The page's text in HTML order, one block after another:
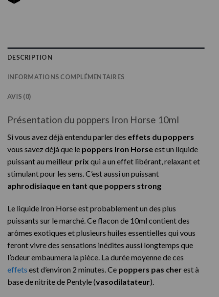
DESCRIPTION
INFORMATIONS COMPLÉMENTAIRES
AVIS (0)
Présentation du poppers Iron Horse 10ml
Si vous avez déjà entendu parler des effets du poppers
vous savez déjà que le poppers Iron Horseest un liquide
puissant au meilleur prix qui a un effet libérant, relaxant et
stimulant pour les sens. C’est aussi un puissant
aphrodisiaque en tant que poppers strong
Le liquide Iron Horse est probablement un des plus
puissants sur le marché. Ce flacon de 10ml contient des
arômes exotiques et plusieurs huiles essentielles qui vous
feront vivre des sensations inédites aussi longtemps que
l’odeur embaumera la pièce. La durée moyenne de ces
effets est d’environ 2 minutes. Ce poppers pas cherest à
base de nitrite de Pentyle (vasodilatateur).